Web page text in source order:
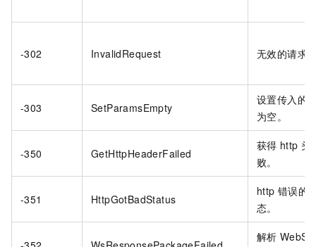
-302 InvalidRequest 无效的请求
-303 SetParamsEmpty
设置传入的
为空。
-350 GetHttpHeaderFailed
获得 http 头
败。
-351 HttpGotBadStatus
http 错误的
态。
解析